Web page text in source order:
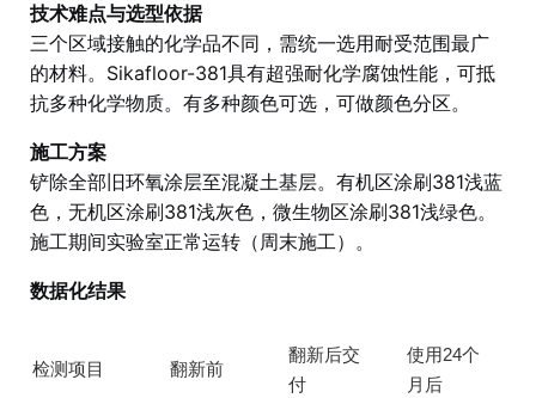
技术难点与选型依据
三个区域接触的化学品不同，需统一选用耐受范围最广
的材料。Sikafloor-381具有超强耐化学腐蚀性能，可抵
抗多种化学物质。有多种颜色可选，可做颜色分区。
施工方案
铲除全部旧环氧涂层至混凝土基层。有机区涂刷381浅蓝
色，无机区涂刷381浅灰色，微生物区涂刷381浅绿色。
施工期间实验室正常运转（周末施工）。
数据化结果
检测项目 翻新前
翻新后交
付
使用24个
月后